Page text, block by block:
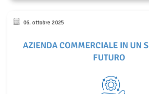
06. ottobre 2025
AZIENDA COMMERCIALE IN UN
FUTURO